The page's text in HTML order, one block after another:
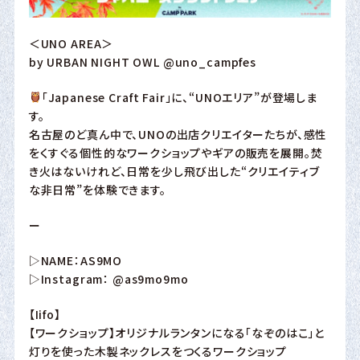
＜UNO AREA＞
by URBAN NIGHT OWL @uno_campfes
「Japanese Craft Fair」に、“UNOエリア”が登場しま
す。
名古屋のど真ん中で、UNOの出店クリエイターたちが、感性
をくすぐる個性的なワークショップやギアの販売を展開。焚
き火はないけれど、日常を少し飛び出した“クリエイティブ
な非日常”を体験できます。
ー
▷NAME：AS9MO
▷Instagram： @as9mo9mo
【Iifo】
【ワークショップ】オリジナルランタンになる「なぞのはこ」と
灯りを使った木製ネックレスをつくるワークショップ